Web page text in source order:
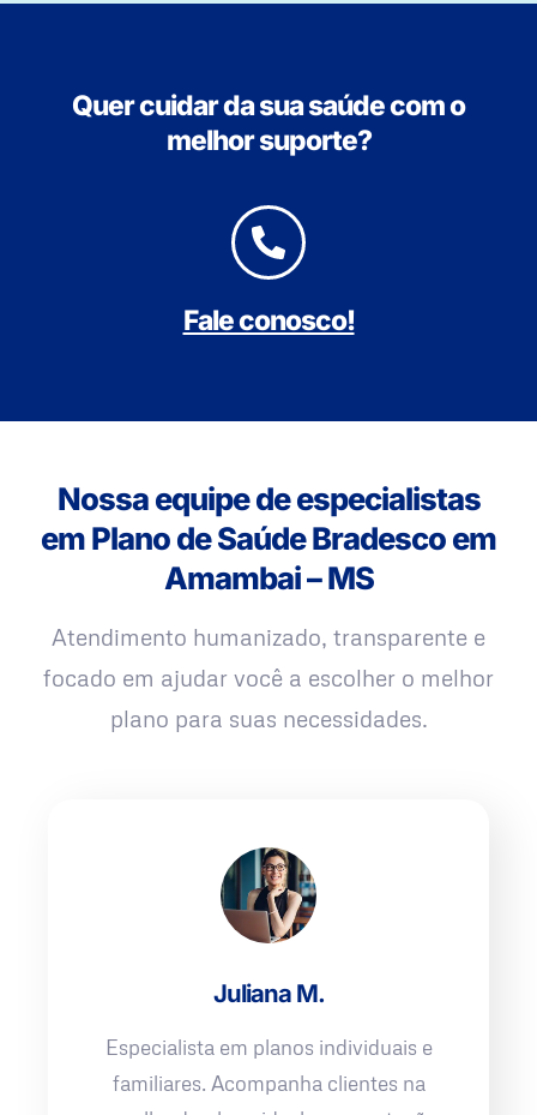
Quer cuidar da sua saúde com o
melhor suporte?
Fale conosco!
Nossa equipe de especialistas
em Plano de Saúde Bradesco em
Amambai – MS
Atendimento humanizado, transparente e
focado em ajudar você a escolher o melhor
plano para suas necessidades.
Juliana M.
Especialista em planos individuais e
familiares. Acompanha clientes na